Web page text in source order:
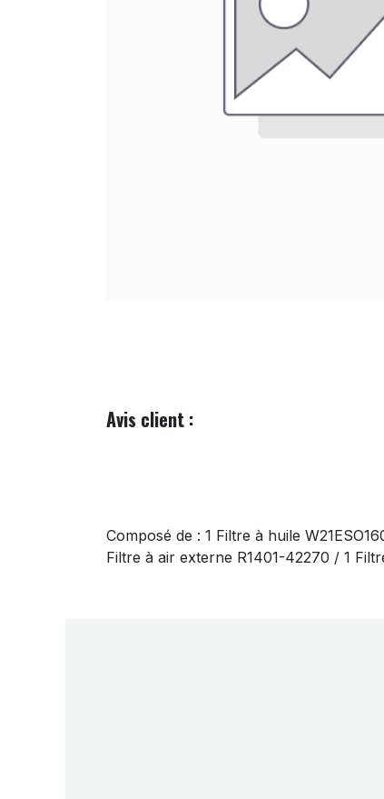
Avis client :
Composé de : 1 Filtre à huile
Filtre à air externe R1401-42270 / 1